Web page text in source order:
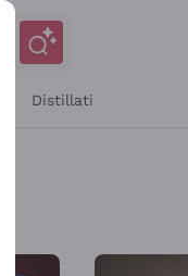
Distillati
Online